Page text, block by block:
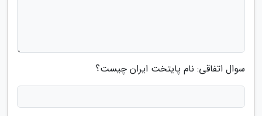
سوال اتفاقی: نام پایتخت ایران چیست؟